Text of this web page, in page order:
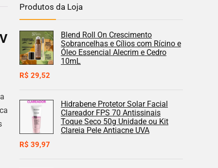
Produtos da Loja
Blend Roll On Crescimento
Sobrancelhas e Cílios com Rícino e
Óleo Essencial Alecrim e Cedro
10mL
R$ 29,52
Hidrabene Protetor Solar Facial
Clareador FPS 70 Antissinais
Toque Seco 50g Unidade ou Kit
Clareia Pele Antiacne UVA
R$ 39,97